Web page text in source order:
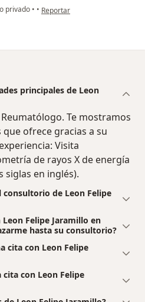
privado • • en opinión del usuario usuario
Reportar
principales de Leon
Te mostramos
ofrece gracias a su
Visita
de rayos X de energía
siglas en inglés).
consultorio de Leon Felipe
Felipe Jaramillo en
hasta su consultorio?
cita con Leon Felipe
con Leon Felipe